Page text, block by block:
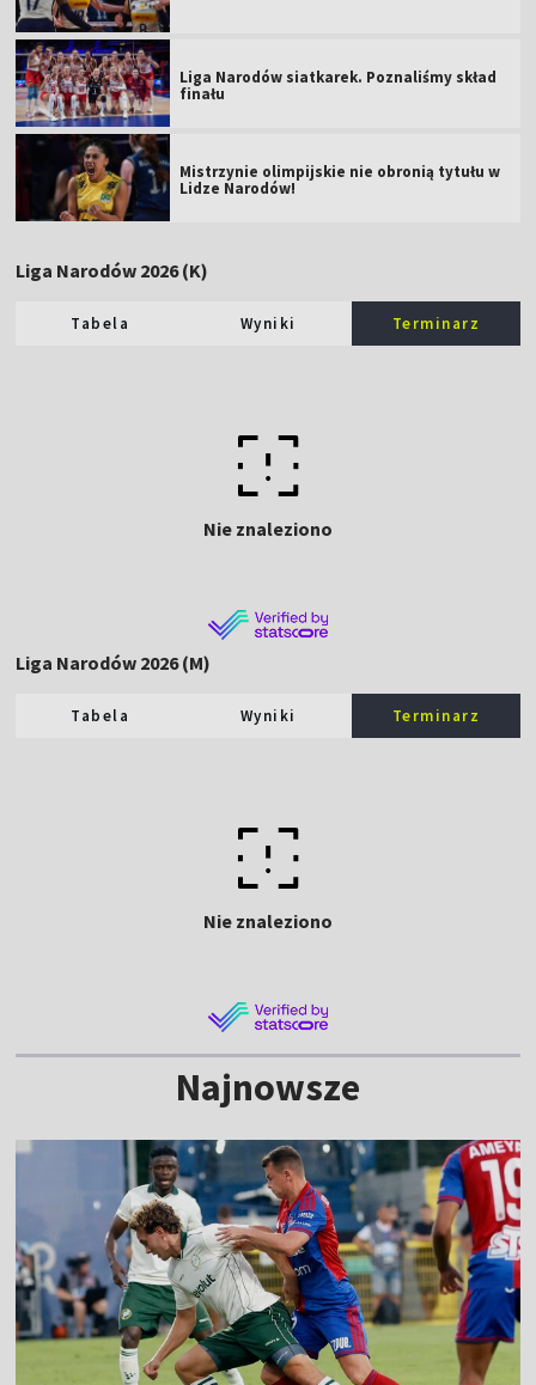
Liga Narodów siatkarek. Poznaliśmy skład
finału
Mistrzynie olimpijskie nie obronią tytułu w
Lidze Narodów!
Liga Narodów 2026 (K)
Tabela Wyniki Terminarz
Nie znaleziono
Liga Narodów 2026 (M)
Tabela Wyniki Terminarz
Nie znaleziono
Najnowsze